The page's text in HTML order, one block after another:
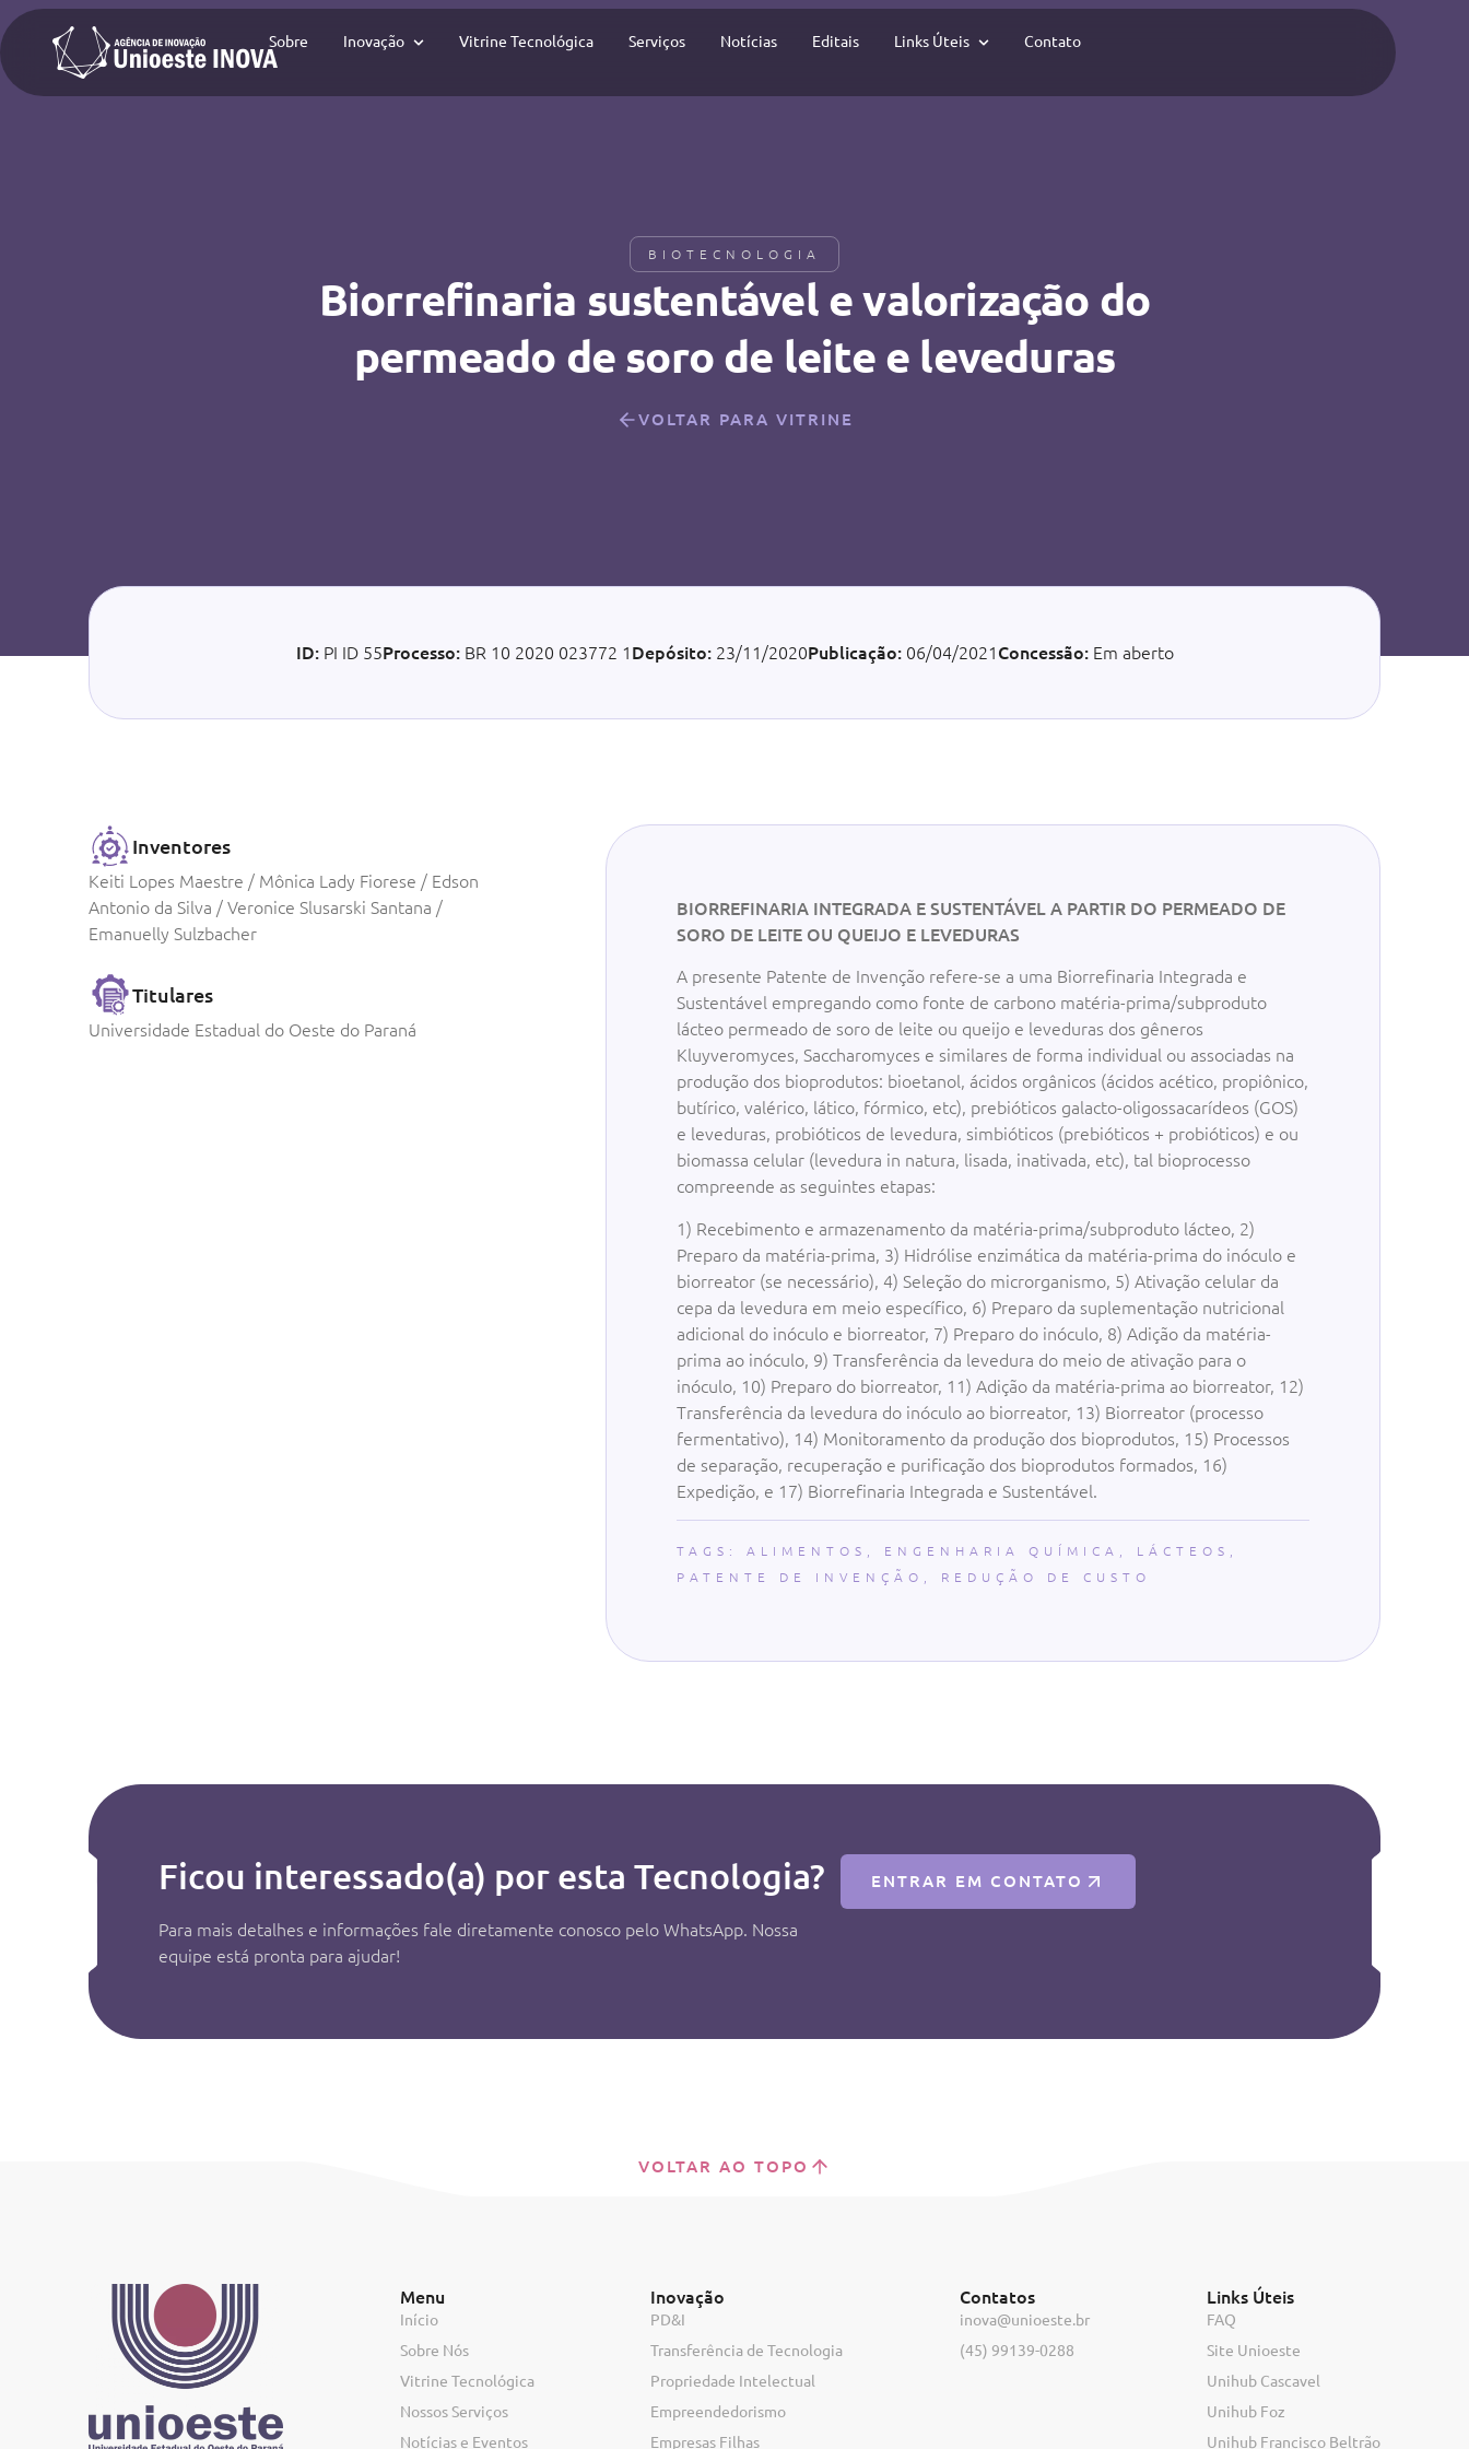
Sobre Inovação Vitrine Tecnológica Serviços Notícias Editais Links Úteis Contato
BIOTECNOLOGIA
Biorrefinaria sustentável e valorização do
permeado de soro de leite e leveduras
VOLTAR PARA VITRINE
ID: PI ID 55Processo: BR 10 2020 023772 1 Depósito: 23/11/2020Publicação: 06/04/2021 Concessão: Em aberto
Inventores
Keiti Lopes Maestre / Mônica Lady Fiorese / Edson
Antonio da Silva / Veronice Slusarski Santana /
Emanuelly Sulzbacher
Titulares
Universidade Estadual do Oeste do Paraná
BIORREFINARIA INTEGRADA E SUSTENTÁVEL A PARTIR DO PERMEADO DE
SORO DE LEITE OU QUEIJO E LEVEDURAS
A presente Patente de Invenção refere-se a uma Biorrefinaria Integrada e
Sustentável empregando como fonte de carbono matéria-prima/subproduto
lácteo permeado de soro de leite ou queijo e leveduras dos gêneros
Kluyveromyces, Saccharomyces e similares de forma individual ou associadas na
produção dos bioprodutos: bioetanol, ácidos orgânicos (ácidos acético, propiônico,
butírico, valérico, lático, fórmico, etc), prebióticos galacto-oligossacarídeos (GOS)
e leveduras, probióticos de levedura, simbióticos (prebióticos + probióticos) e ou
biomassa celular (levedura in natura, lisada, inativada, etc), tal bioprocesso
compreende as seguintes etapas:
1) Recebimento e armazenamento da matéria-prima/subproduto lácteo, 2)
Preparo da matéria-prima, 3) Hidrólise enzimática da matéria-prima do inóculo e
biorreator (se necessário), 4) Seleção do microrganismo, 5) Ativação celular da
cepa da levedura em meio específico, 6) Preparo da suplementação nutricional
adicional do inóculo e biorreator, 7) Preparo do inóculo, 8) Adição da matéria-
prima ao inóculo, 9) Transferência da levedura do meio de ativação para o
inóculo, 10) Preparo do biorreator, 11) Adição da matéria-prima ao biorreator, 12)
Transferência da levedura do inóculo ao biorreator, 13) Biorreator (processo
fermentativo), 14) Monitoramento da produção dos bioprodutos, 15) Processos
de separação, recuperação e purificação dos bioprodutos formados, 16)
Expedição, e 17) Biorrefinaria Integrada e Sustentável.
TAGS: ALIMENTOS ENGENHARIA QUÍMICA LÁCTEOS
PATENTE DE INVENÇÃO
REDUÇÃO DE CUSTO
Ficou interessado(a) por esta Tecnologia?
Para mais detalhes e informações fale diretamente conosco pelo WhatsApp. Nossa
equipe está pronta para ajudar!
ENTRAR EM CONTATO
VOLTAR AO TOPO
Menu
Início
Sobre Nós
Vitrine Tecnológica
Nossos Serviços
Notícias e Eventos
Inovação
PD&I
Transferência de Tecnologia
Propriedade Intelectual
Empreendedorismo
Empresas Filhas
Contatos
inova@unioeste.br
(45) 99139-0288
Links Úteis
FAQ
Site Unioeste
Unihub Cascavel
Unihub Foz
Unihub Francisco Beltrão